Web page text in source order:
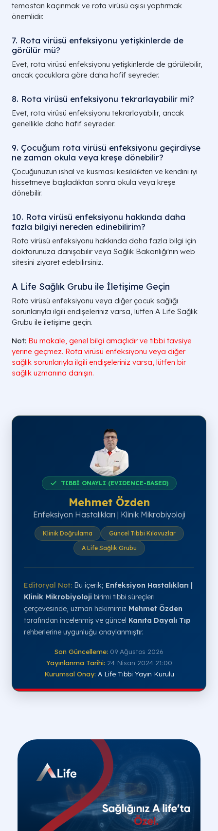
temastan kaçınmak ve rota virüsü aşısı yaptırmak
önemlidir.
7. Rota virüsü enfeksiyonu yetişkinlerde de
görülür mü?
Evet, rota virüsü enfeksiyonu yetişkinlerde de görülebilir,
ancak çocuklara göre daha hafif seyreder.
8. Rota virüsü enfeksiyonu tekrarlayabilir mi?
Evet, rota virüsü enfeksiyonu tekrarlayabilir, ancak
genellikle daha hafif seyreder.
9. Çocuğum rota virüsü enfeksiyonu geçirdiyse
ne zaman okula veya kreşe dönebilir?
Çocuğunuzun ishal ve kusması kesildikten ve kendini iyi
hissetmeye başladıktan sonra okula veya kreşe
dönebilir.
10. Rota virüsü enfeksiyonu hakkında daha
fazla bilgiyi nereden edinebilirim?
Rota virüsü enfeksiyonu hakkında daha fazla bilgi için
doktorunuza danışabilir veya Sağlık Bakanlığı'nın web
sitesini ziyaret edebilirsiniz.
A Life Sağlık Grubu ile İletişime Geçin
Rota virüsü enfeksiyonu veya diğer çocuk sağlığı
sorunlarıyla ilgili endişeleriniz varsa, lütfen A Life Sağlık
Grubu ile iletişime geçin.
Not: Bu makale, genel bilgi amaçlıdır ve tıbbi tavsiye
yerine geçmez. Rota virüsü enfeksiyonu veya diğer
sağlık sorunlarıyla ilgili endişeleriniz varsa, lütfen bir
sağlık uzmanına danışın.
TIBBİ ONAYLI (EVIDENCE-BASED)
Mehmet Özden
Enfeksiyon Hastalıkları | Klinik Mikrobiyoloji
Klinik Doğrulama
Güncel Tıbbi Kılavuzlar
A Life Sağlık Grubu
Editoryal Not: Bu içerik; Enfeksiyon Hastalıkları |
Klinik Mikrobiyoloji birimi tıbbi süreçleri
çerçevesinde, uzman hekimimiz Mehmet Özden
tarafından incelenmiş ve güncel Kanıta Dayalı Tıp
rehberlerine uygunluğu onaylanmıştır.
Son Güncelleme: 09 Ağustos 2026
Yayınlanma Tarihi: 24 Nisan 2024 21:00
Kurumsal Onay: A Life Tıbbi Yayın Kurulu